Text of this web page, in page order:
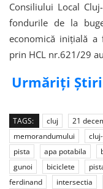
Consiliului Local
fondurile de la
economică inițială a
prin HCL nr.621/29
Urmăriți Știri
TAGS: cluj 21
memorandumului
pista
apa potabila
gunoi
biciclete
ferdinand
intersectia